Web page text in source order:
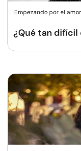
Empezando por el
¿Qué tan difícil